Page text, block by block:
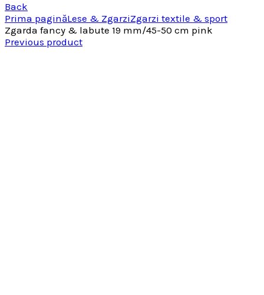
Back
Prima paginăLese & ZgarziZgarzi textile & sport
Zgarda fancy & labute 19 mm/45-50 cm pink
Previous product